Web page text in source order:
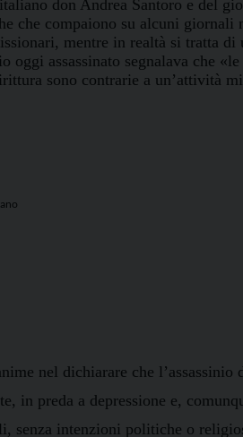
don Andrea Santoro e del
che compaiono su alcuni giornali
mentre in realtà si tratta di
assassinato segnalava che
sono contrarie a un’attività
nel dichiarare che
in preda a depressione e,
senza intenzioni politiche o